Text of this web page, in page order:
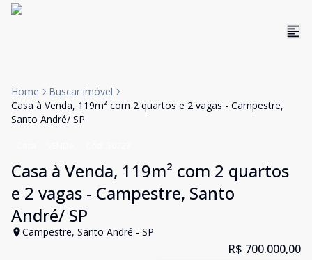
Home
Buscar imóvel
Casa à Venda, 119m² com 2 quartos e 2 vagas - Campestre,
Santo André/ SP
Casa à Venda, 119m² com 2 quartos
e 2 vagas - Campestre, Santo
André/ SP
Campestre, Santo André - SP
R$ 700.000,00